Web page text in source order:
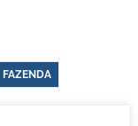
FAZENDA